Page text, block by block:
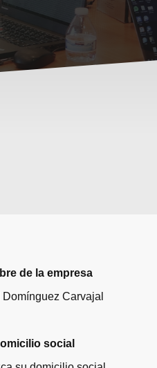
de la empresa
Domínguez Carvajal
social